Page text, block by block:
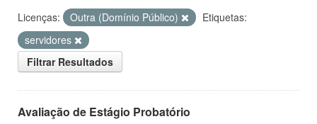
Licenças: Outra (Domínio Público)
Etiquetas:
servidores
Filtrar Resultados
Avaliação de Estágio Probatório